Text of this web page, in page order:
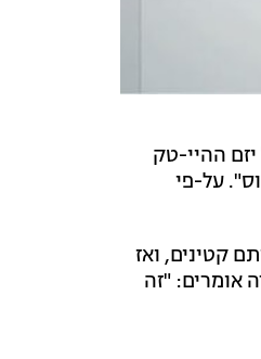
ההיי-טק
"קרנליוס". על-פי
קטינים, ואז
אומרים: "זה